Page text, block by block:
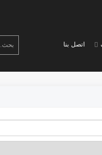
اتصل بنا